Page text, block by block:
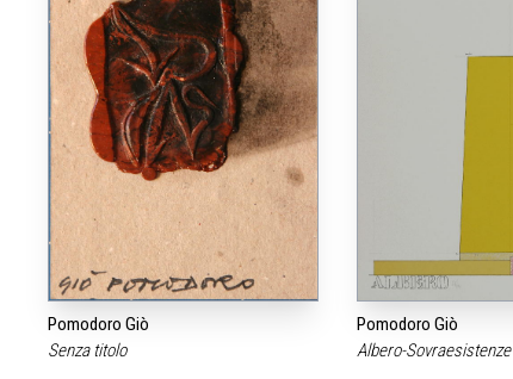
Pomodoro Giò
Senza titolo
Pomodoro Giò
Albero-Sovraesistenze